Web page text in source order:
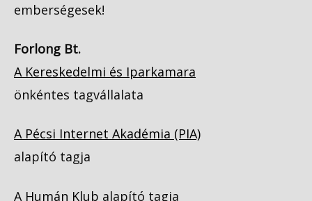
emberségesek!
Forlong Bt.
A Kereskedelmi és Iparkamara
önkéntes tagvállalata
A Pécsi Internet Akadémia (PIA)
alapító tagja
A Humán Klub alapító tagja